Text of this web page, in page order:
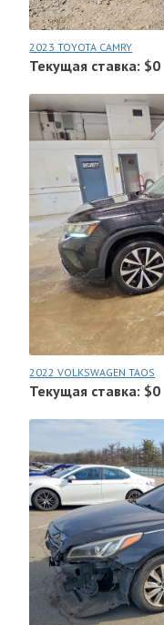
2023 TOYOTA CAMRY
Текущая ставка: $0
2022 VOLKSWAGEN TAOS
Текущая ставка: $0